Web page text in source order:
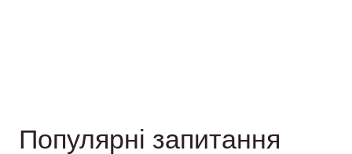
Популярні запитання